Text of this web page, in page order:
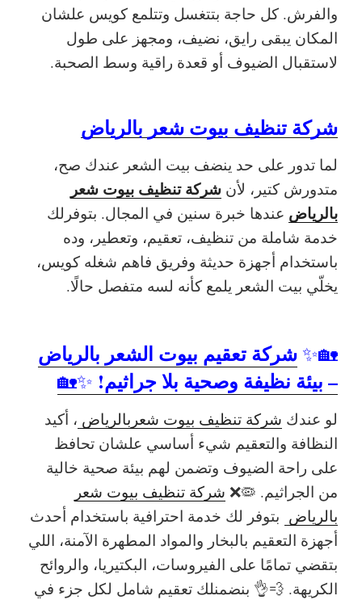
والفرش. كل حاجة بتتغسل وتتلمع كويس علشان
المكان يبقى رايق، نضيف، ومجهز على طول
لاستقبال الضيوف أو قعدة راقية وسط الصحبة.
شركة تنظيف بيوت شعر بالرياض
لما تدور على حد ينضف بيت الشعر عندك صح،
متدورش كتير، لأن شركة تنظيف بيوت شعر
بالرياض عندها خبرة سنين في المجال. بتوفرلك
خدمة شاملة من تنظيف، تعقيم، وتعطير، وده
باستخدام أجهزة حديثة وفريق فاهم شغله كويس،
يخلّي بيت الشعر يلمع كأنه لسه متفصل حالًا.
🏡✨ شركة تعقيم بيوت الشعر بالرياض
– بيئة نظيفة وصحية بلا جراثيم! ✨🏡
لو عندك شركة تنظيف بيوت شعربالرياض ، أكيد
النظافة والتعقيم شيء أساسي علشان تحافظ
على راحة الضيوف وتضمن لهم بيئة صحية خالية
من الجراثيم. 🦠❌ شركة تنظيف بيوت شعر
بالرياض بتوفر لك خدمة احترافية باستخدام أحدث
أجهزة التعقيم بالبخار والمواد المطهرة الآمنة، اللي
بتقضي تمامًا على الفيروسات، البكتيريا، والروائح
الكريهة. 💨👌 بنضمنلك تعقيم شامل لكل جزء في